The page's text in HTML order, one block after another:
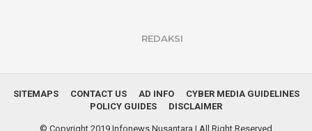
REDAKSI
SITEMAPS CONTACT US AD INFO
CYBER MEDIA GUIDELINES
POLICY GUIDES
DISCLAIMER
© Copyright 2019 Infonews Nusantara | All Right Reserved